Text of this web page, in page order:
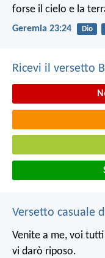
forse il cielo e la
Geremia 23:24 Dio
Ricevi il versetto
Versetto casuale
Venite a me, voi
vi darò riposo.